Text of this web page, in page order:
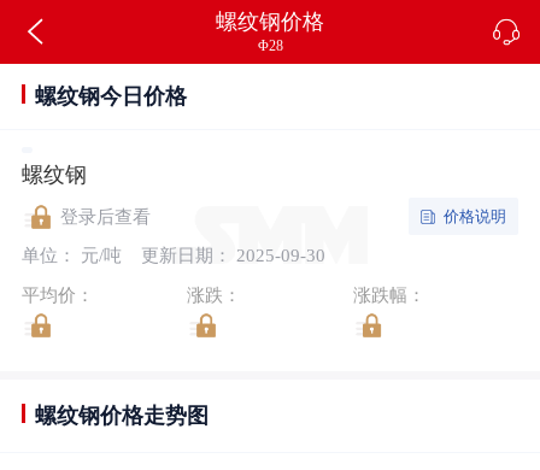
螺纹钢价格
Φ28
螺纹钢今日价格
螺纹钢
登录后查看
单位： 元/吨
更新日期： 2025-09-30
价格说明
平均价： 涨跌： 涨跌幅：
螺纹钢价格走势图